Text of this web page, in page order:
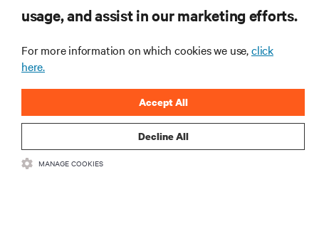
サポート
企業
つながる
usage, and assist in our marketing efforts.
For more information on which cookies we use,click
here.
Decline All
Accept All
MANAGE COOKIES